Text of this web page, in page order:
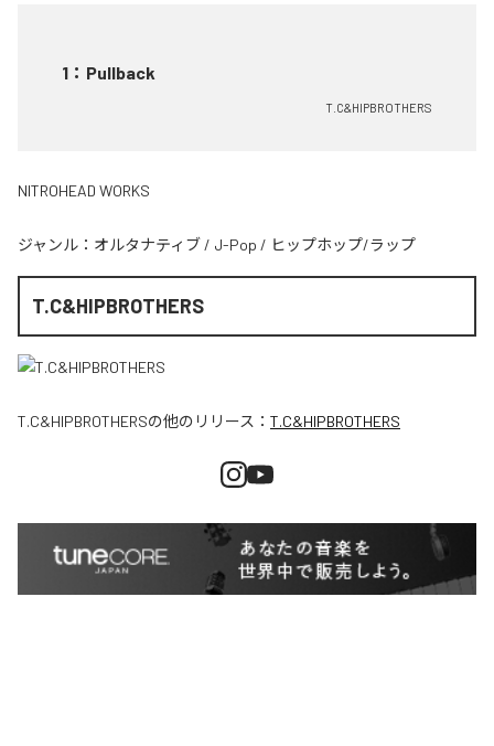
1 ： Pullback
T.C&HIPBROTHERS
NITROHEAD WORKS
ジャンル： オルタナティブ / J-Pop / ヒップホップ/ラップ
T.C&HIPBROTHERS
T.C&HIPBROTHERSの他のリリース： T.C&HIPBROTHERS